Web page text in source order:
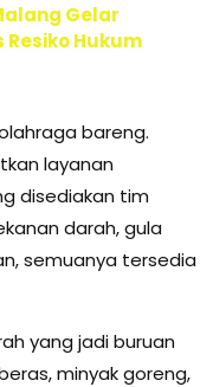
Gelar
Resiko Hukum
bareng.
layanan
disediakan tim
darah, gula
semuanya tersedia
yang jadi buruan
minyak goreng,